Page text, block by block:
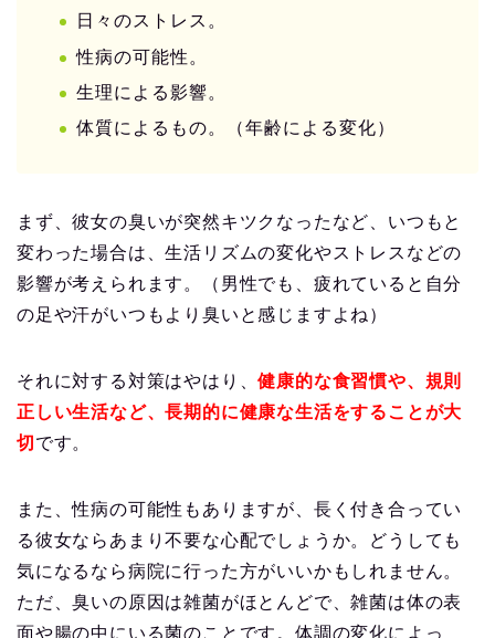
日々のストレス。
性病の可能性。
生理による影響。
体質によるもの。（年齢による変化）
まず、彼女の臭いが突然キツクなったなど、いつもと
変わった場合は、生活リズムの変化やストレスなどの
影響が考えられます。（男性でも、疲れていると自分
の足や汗がいつもより臭いと感じますよね）
それに対する対策はやはり、健康的な食習慣や、規則
正しい生活など、長期的に健康な生活をすることが大
切 です。
また、性病の可能性もありますが、長く付き合ってい
る彼女ならあまり不要な心配でしょうか。どうしても
気になるなら病院に行った方がいいかもしれません。
ただ、臭いの原因は雑菌がほとんどで、雑菌は体の表
面や腸の中にいる菌のことです。体調の変化によっ